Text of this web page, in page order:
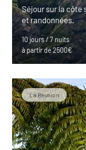
Séjour sur la côte
et randonnées.
10 jours / 7 nuits
à partir de 2500€
La Réunion